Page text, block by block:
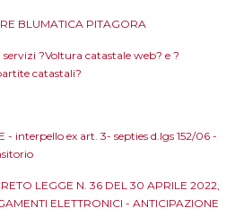
BLUMATICA PITAGORA
?Voltura catastale web? e ?
catastali?
- interpello ex art. 3- septies d.lgs 152/06 -
LEGGE N. 36 DEL 30 APRILE 2022,
ELETTRONICI - ANTICIPAZIONE